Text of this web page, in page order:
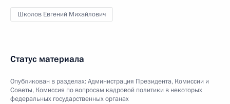
Школов Евгений Михайлович
Статус материала
Опубликован в разделах:Администрация Президента, Комиссии и
Советы, Комиссия по вопросам кадровой политики в некоторых
федеральных государственных органах